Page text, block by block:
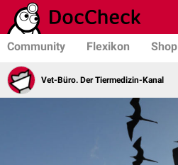
Community Flexikon Shop
Vet-Büro. Der Tiermedizin-Kanal